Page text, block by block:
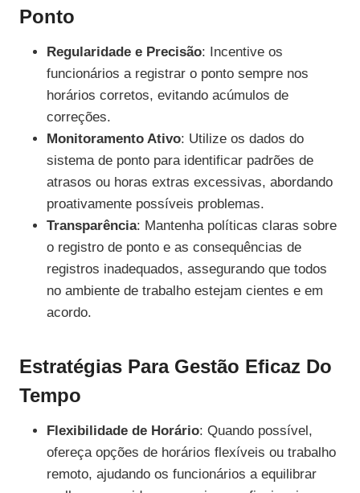
Ponto
Regularidade e Precisão: Incentive os
funcionários a registrar o ponto sempre nos
horários corretos, evitando acúmulos de
correções.
Monitoramento Ativo: Utilize os dados do
sistema de ponto para identificar padrões de
atrasos ou horas extras excessivas, abordando
proativamente possíveis problemas.
Transparência: Mantenha políticas claras sobre
o registro de ponto e as consequências de
registros inadequados, assegurando que todos
no ambiente de trabalho estejam cientes e em
acordo.
Estratégias Para Gestão Eficaz Do
Tempo
Flexibilidade de Horário: Quando possível,
ofereça opções de horários flexíveis ou trabalho
remoto, ajudando os funcionários a equilibrar